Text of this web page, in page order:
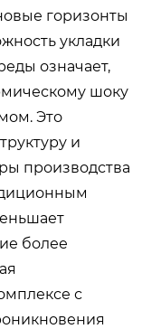
горизонты
укладки
означает,
шоку
Это
и
производства
более
с